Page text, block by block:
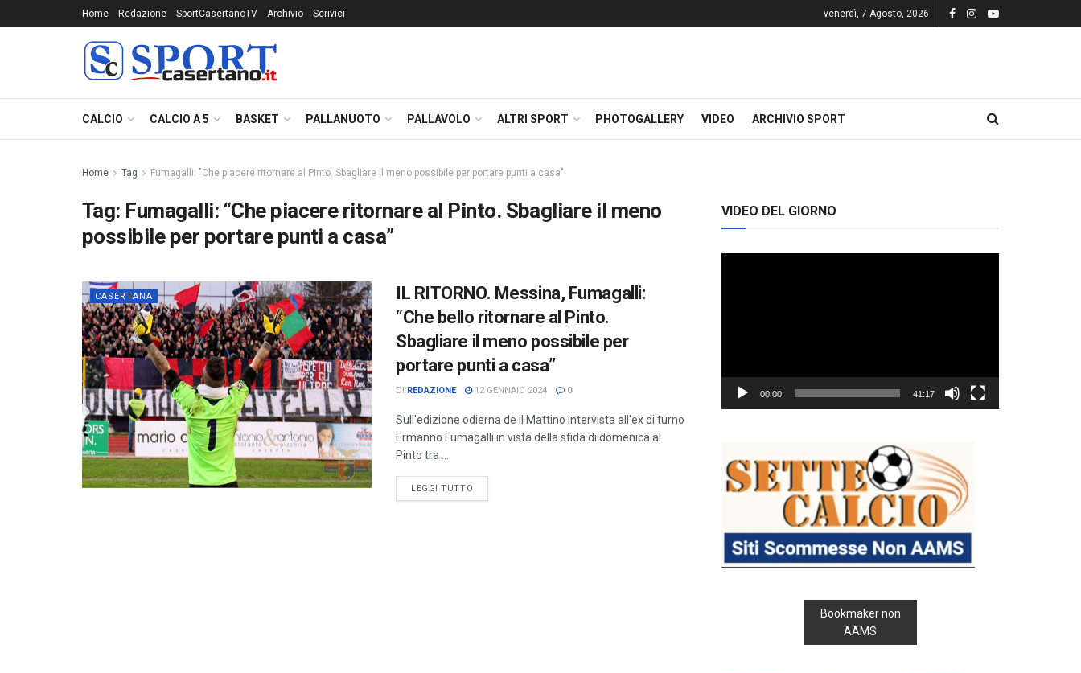
Home Redazione SportCasertanoTV Archivio Scrivici venerdì, 7 Agosto, 2026
CALCIO CALCIO A 5 BASKET PALLANUOTO PALLAVOLO ALTRI SPORT PHOTOGALLERY VIDEO ARCHIVIO SPORT
Home Tag Fumagalli: "Che piacere ritornare al Pinto. Sbagliare il meno possibile per portare punti a casa"
Tag: Fumagalli: “Che piacere ritornare al Pinto. Sbagliare il meno
possibile per portare punti a casa”
CASERTANA
IL RITORNO. Messina, Fumagalli:
“Che bello ritornare al Pinto.
Sbagliare il meno possibile per
portare punti a casa”
DI REDAZIONE 12 GENNAIO 2024 0
Sull'edizione odierna de il Mattino intervista all'ex di turno
Ermanno Fumagalli in vista della sfida di domenica al
Pinto tra ...
LEGGI TUTTO
VIDEO DEL GIORNO
00:00 41:17
Bookmaker non
AAMS